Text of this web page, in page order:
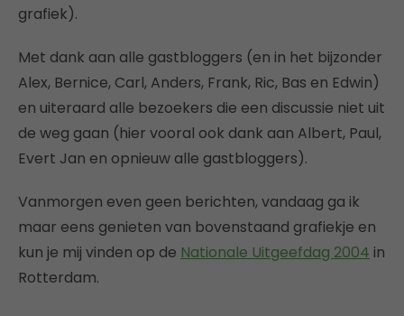
grafiek).
Met dank aan alle gastbloggers (en in het bijzonder
Alex, Bernice, Carl, Anders, Frank, Ric, Bas en Edwin)
en uiteraard alle bezoekers die een discussie niet uit
de weg gaan (hier vooral ook dank aan Albert, Paul,
Evert Jan en opnieuw alle gastbloggers).
Vanmorgen even geen berichten, vandaag ga ik
maar eens genieten van bovenstaand grafiekje en
kun je mij vinden op de Nationale Uitgeefdag 2004 in
Rotterdam.